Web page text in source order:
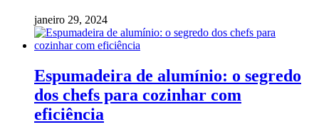
janeiro 29, 2024
Espumadeira de alumínio: o segredo
dos chefs para cozinhar com
eficiência